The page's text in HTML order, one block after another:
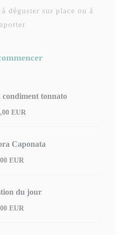
déguster sur place ou à
condiment tonnato
EUR
Caponata
EUR
du jour
EUR